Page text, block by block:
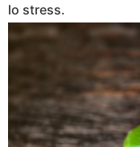
lo stress.